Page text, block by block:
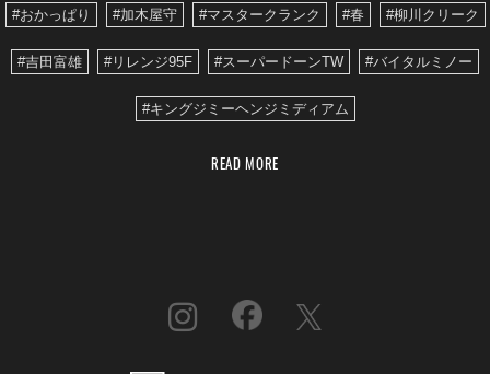
#おかっぱり #加木屋守 #マスタークランク #春 #柳川クリーク
#吉田富雄 #リレンジ95F #スーパードーンTW #バイタルミノー
#キングジミーヘンジミディアム
READ MORE